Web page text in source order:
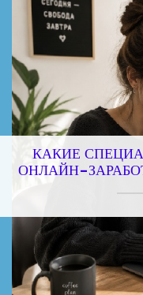
КАКИЕ
ОНЛАЙН-